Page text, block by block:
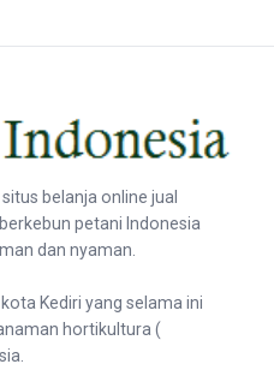
belanja online jual
petani Indonesia
dan nyaman.
Kediri yang selama ini
hortikultura (